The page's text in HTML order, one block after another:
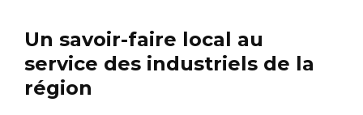
Un savoir-faire local au
service des industriels de la
région